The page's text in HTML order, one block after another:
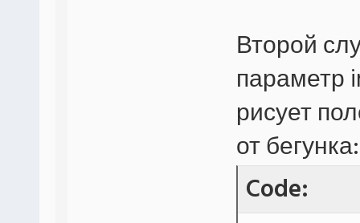
Второй
параметр
рисует
от бегунка:
Code: